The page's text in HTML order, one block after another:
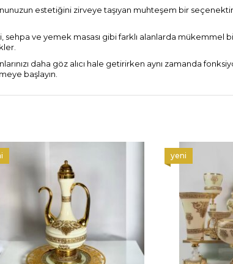
estetiğini zirveye taşıyan muhteşem bir seçenektir.
ve yemek masası gibi farklı alanlarda mükemmel
daha göz alıcı hale getirirken aynı zamanda
başlayın.
yeni